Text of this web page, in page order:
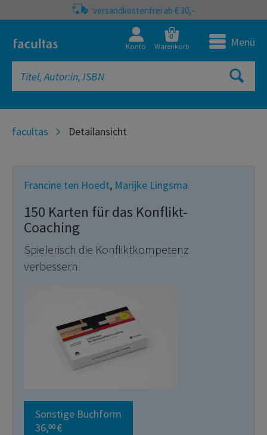
versandkostenfrei ab € 30,–
Konto
0
Warenkorb Menü
facultas Detailansicht
Francine ten Hoedt, Marijke Lingsma
150 Karten für das Konflikt-
Coaching
Spielerisch die Konfliktkompetenz
verbessern
Sonstige Buchform
36,00 €